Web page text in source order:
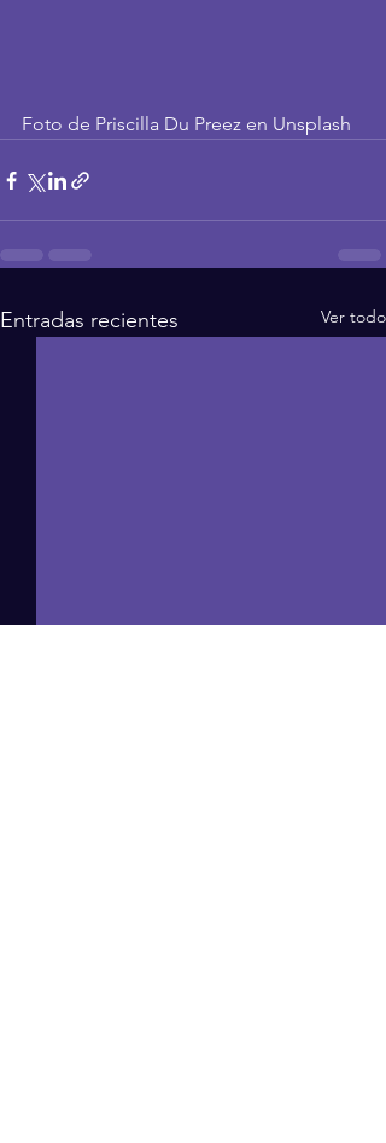
Foto de Priscilla Du Preez en Unsplash
Entradas recientes Ver todo